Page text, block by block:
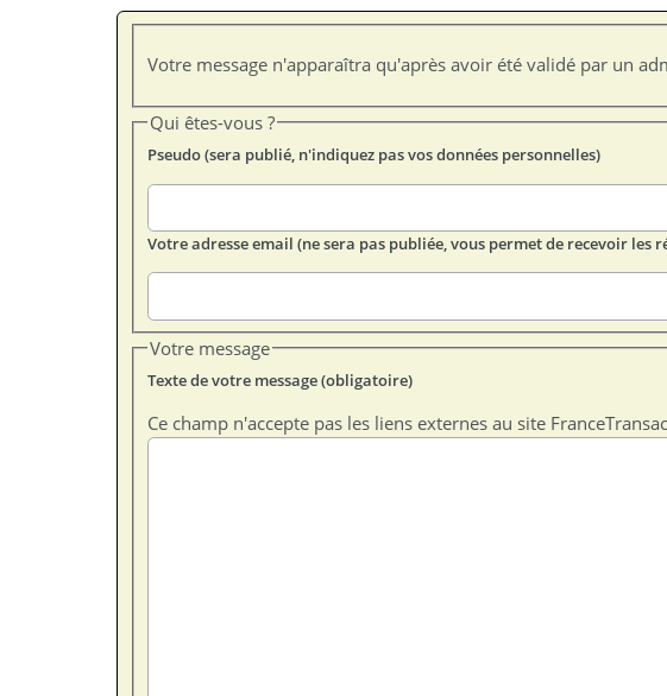
Votre message n'apparaîtra qu'après avoir été validé par un
Qui êtes-vous ?
Pseudo (sera publié, n'indiquez pas vos données personnelles)
Votre adresse email (ne sera pas publiée, vous permet de recevoir les
Votre message
Texte de votre message (obligatoire)
Ce champ n'accepte pas les liens externes au site